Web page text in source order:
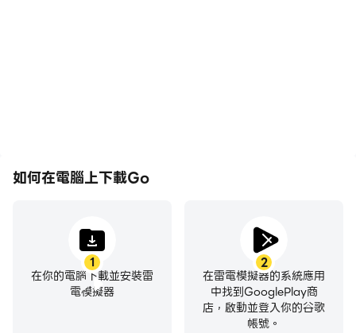
如何在電腦上下載Go
1
在你的電腦下載並安裝雷
電模擬器
2
在雷電模擬器的系統應用
中找到GooglePlay商
店，啟動並登入你的谷歌
帳號。